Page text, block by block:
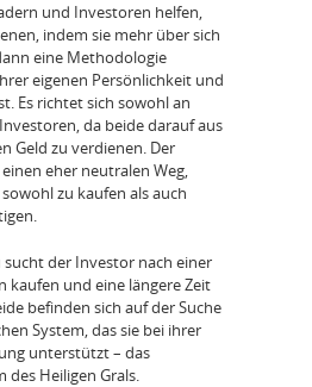
und Investoren helfen,
indem sie mehr über sich
eine Methodologie
eigenen Persönlichkeit und
Es richtet sich sowohl an
da beide darauf aus
Geld zu verdienen. Der
eher neutralen Weg,
zu kaufen als auch
sucht der Investor nach einer
kaufen und eine längere Zeit
befinden sich auf der Suche
System, das sie bei ihrer
unterstützt – das
des Heiligen Grals.